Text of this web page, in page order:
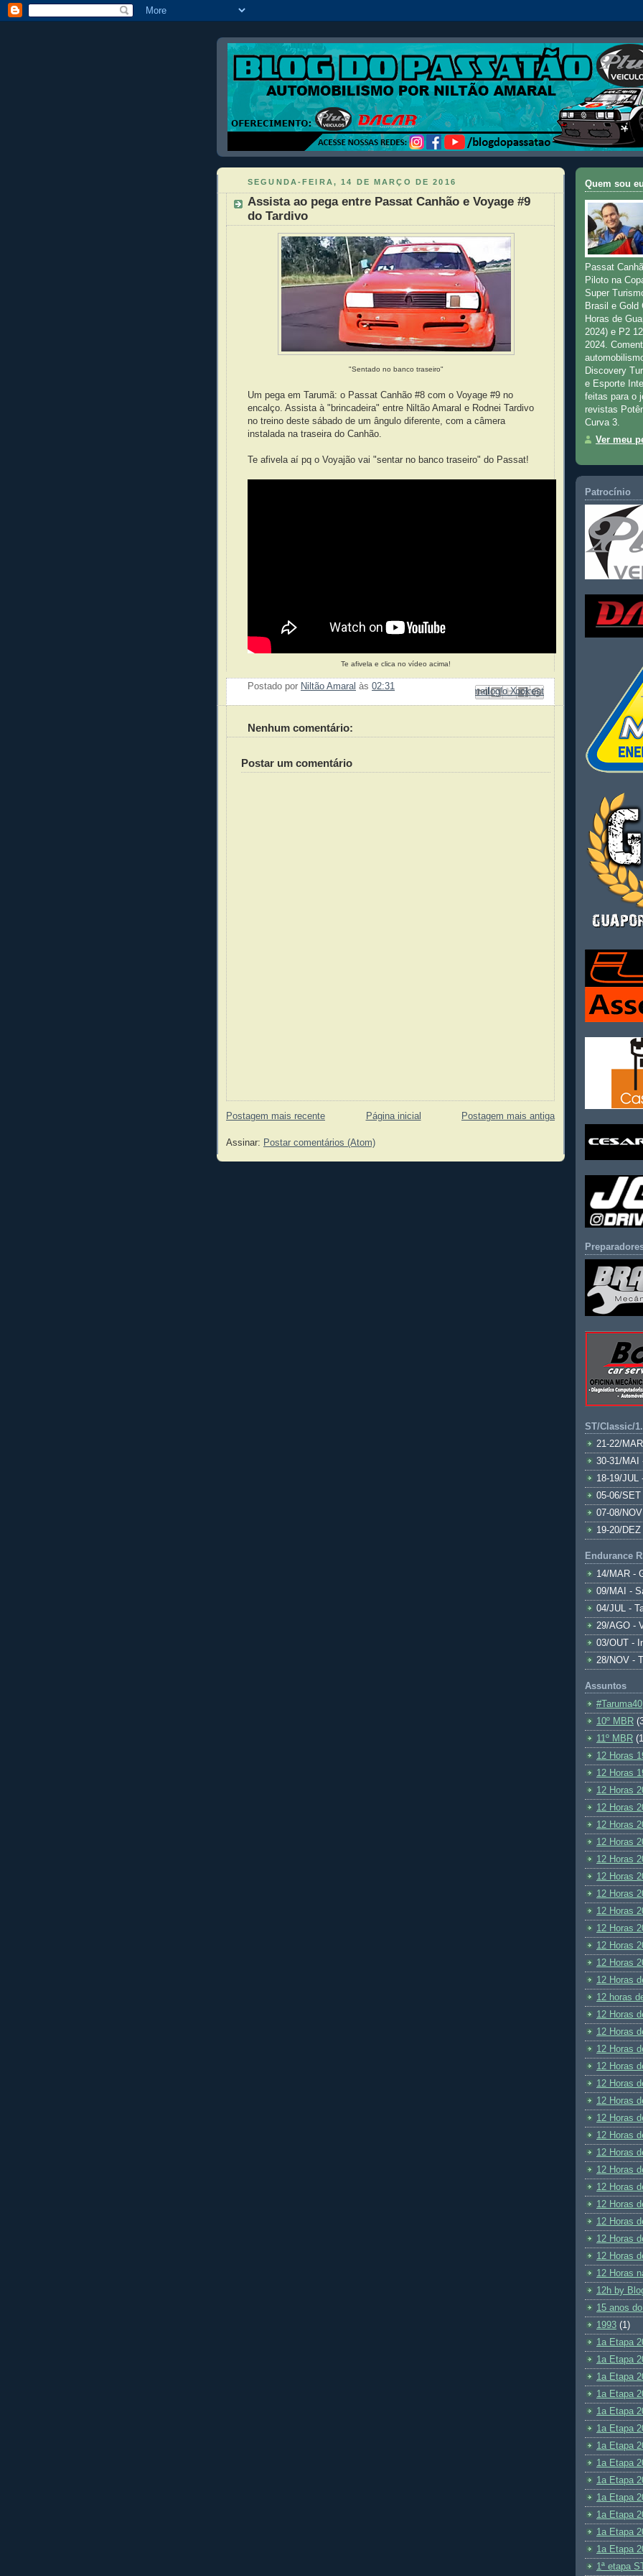
SEGUNDA-FEIRA, 14 DE MARÇO DE 2016
Assista ao pega entre Passat Canhão e Voyage #9
do Tardivo
"Sentado no banco traseiro"
Um pega em Tarumã: o Passat Canhão #8 com o Voyage #9 no
encalço. Assista à "brincadeira" entre Niltão Amaral e Rodnei Tardivo
no treino deste sábado de um ângulo diferente, com a câmera
instalada na traseira do Canhão.
Te afivela aí pq o Voyajão vai "sentar no banco traseiro" do Passat!
Te afivela e clica no vídeo acima!
Postado por Niltão Amaral às 02:31 Enviar por e-mail
Postar no blog!
Compartilhar no X
Compartilhar no Facebook
Compartilhar com o Pinterest
Nenhum comentário:
Postar um comentário
Postagem mais recente Postagem mais antiga
Página inicial
Assinar: Postar comentários (Atom)
Quem sou
Passat
Piloto na
Super
Brasil e
Horas de
2024) e P2
2024.
Discovery
e Esporte
feitas para o
revistas
Curva 3.
Ver meu
Patrocínio
ST/Classic/
21-22/
30-31/MAI
18-19/JUL
05-06/
07-08/
19-20/
Endurance
14/MAR -
09/MAI -
04/JUL -
29/AGO -
03/OUT -
28/NOV -
Assuntos
#Taruma40
10º MBR
11º MBR
12 Horas
12 Horas
12 Horas
12 Horas
12 Horas
12 Horas
12 Horas
12 Horas
12 Horas
12 Horas
12 Horas
12 Horas
12 Horas
12 Horas
12 horas
12 Horas
12 Horas
12 Horas
12 Horas
12 Horas
12 Horas
12 Horas
12 Horas
12 Horas
12 Horas
12 Horas
12 Horas
12 Horas
12 Horas
12 Horas
12 Horas
12h by
15 anos
1993 (1)
1a Etapa
1a Etapa
1a Etapa
1a Etapa
1a Etapa
1a Etapa
1a Etapa
1a Etapa
1a Etapa
1a Etapa
1a Etapa
1a Etapa
1a Etapa
1ª etapa